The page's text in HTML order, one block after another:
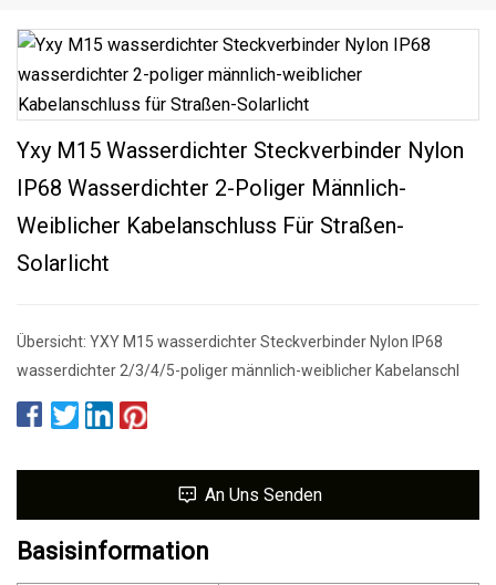
Yxy M15 Wasserdichter Steckverbinder Nylon
IP68 Wasserdichter 2-Poliger Männlich-
Weiblicher Kabelanschluss Für Straßen-
Solarlicht
Übersicht: YXY M15 wasserdichter Steckverbinder Nylon IP68
wasserdichter 2/3/4/5-poliger männlich-weiblicher Kabelanschl
An Uns Senden
Basisinformation